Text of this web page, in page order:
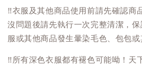
‼️衣服及其他商品使用前請先確認商
沒問題後請先執行一次完整清潔，
服或其他商品發生暈染毛色、包包
‼️ 所有深色衣服都有褪色可能呦！天